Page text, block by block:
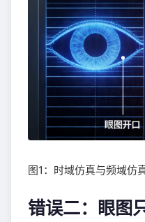
图1：时域仿真与频域仿
错误二：眼图